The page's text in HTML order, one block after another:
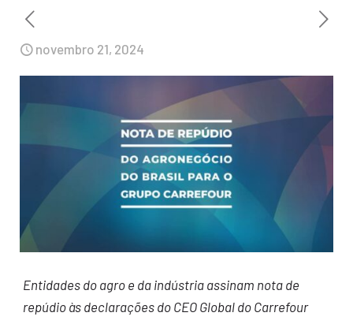
novembro 21, 2024
Entidades do agro e da indústria assinam nota de
repúdio às declarações do CEO Global do Carrefour